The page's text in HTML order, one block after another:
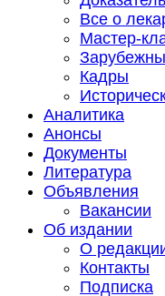
Все о
Мастер-
Кадры
Аналитика
Анонсы
Документы
Литература
Объявления
Вакансии
Об издании
О
Контакты
Подписка